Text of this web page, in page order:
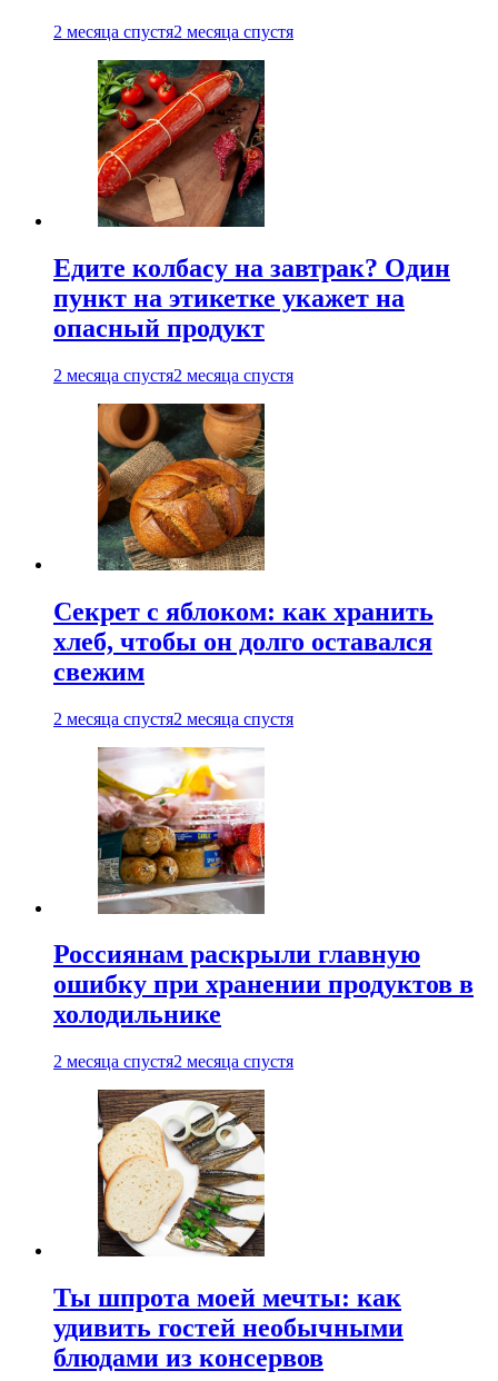
2 месяца спустя2 месяца спустя
Едите колбасу на завтрак? Один
пункт на этикетке укажет на
опасный продукт
2 месяца спустя2 месяца спустя
Секрет с яблоком: как хранить
хлеб, чтобы он долго оставался
свежим
2 месяца спустя2 месяца спустя
Россиянам раскрыли главную
ошибку при хранении продуктов в
холодильнике
2 месяца спустя2 месяца спустя
Ты шпрота моей мечты: как
удивить гостей необычными
блюдами из консервов